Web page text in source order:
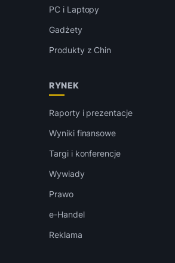
PC i Laptopy
Gadżety
Produkty z Chin
RYNEK
Raporty i prezentacje
Wyniki finansowe
Targi i konferencje
Wywiady
Prawo
e-Handel
Reklama